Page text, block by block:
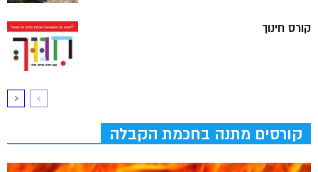
קורס חינוך
קורסים מתנה בחכמת הקבלה